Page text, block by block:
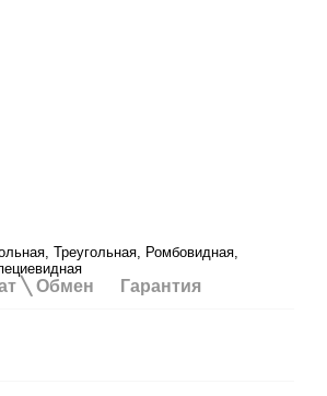
Треугольная, Ромбовидная,
╲ Обмен Гарантия